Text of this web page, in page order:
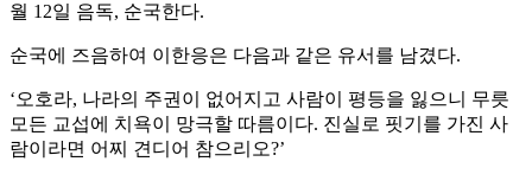
월 12일 음독, 순국한다.
순국에 즈음하여 이한응은 다음과 같은 유서를 남겼다.
‘오호라, 나라의 주권이 없어지고 사람이 평등을 잃으니 무릇
모든 교섭에 치욕이 망극할 따름이다. 진실로 핏기를 가진 사
람이라면 어찌 견디어 참으리오?’